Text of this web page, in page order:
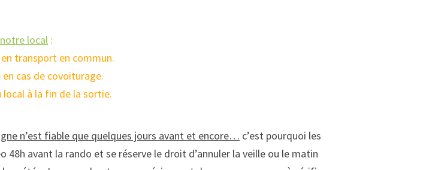
local :
en transport en commun.
cas de covoiturage.
à la fin de la sortie.
n’est fiable que quelques jours avant et encore… c’est pourquoi les
48h avant la rando et se réserve le droit d’annuler la veille ou le matin